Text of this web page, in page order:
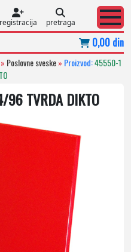
registracija pretraga
0,00 din
» Poslovne sveske» Proizvod:45550-1
96 TVRDA DIKTO